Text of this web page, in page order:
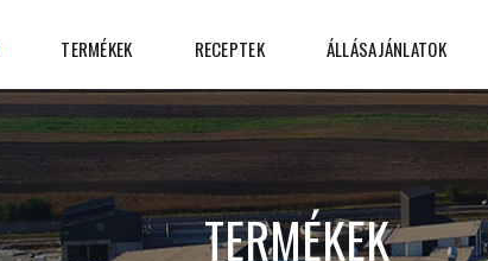
TERMÉKEK RECEPTEK ÁLLÁSAJÁNLATOK
TERMÉKEK